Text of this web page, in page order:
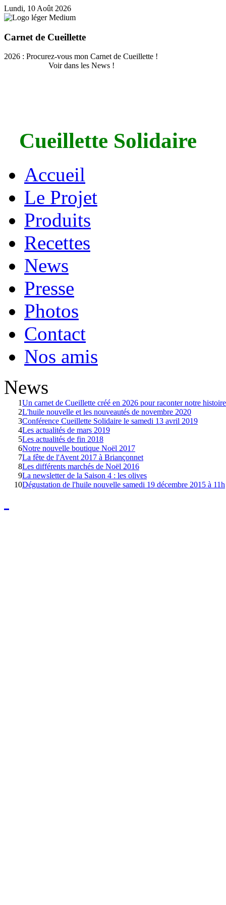
Lundi, 10 Août 2026
Carnet de Cueillette
2026 : Procurez-vous mon Carnet de Cueillette !
Voir dans les News !
Cueillette Solidaire
Accueil
Le Projet
Produits
Recettes
News
Presse
Photos
Contact
Nos amis
News
1Un carnet de Cueillette créé en 2026 pour raconter notre histoire
2L'huile nouvelle et les nouveautés de novembre 2020
3Conférence Cueillette Solidaire le samedi 13 avril 2019
4Les actualités de mars 2019
5Les actualités de fin 2018
6Notre nouvelle boutique Noël 2017
7La fête de l'Avent 2017 à Briançonnet
8Les différents marchés de Noël 2016
9La newsletter de la Saison 4 : les olives
10Dégustation de l'huile nouvelle samedi 19 décembre 2015 à 11h